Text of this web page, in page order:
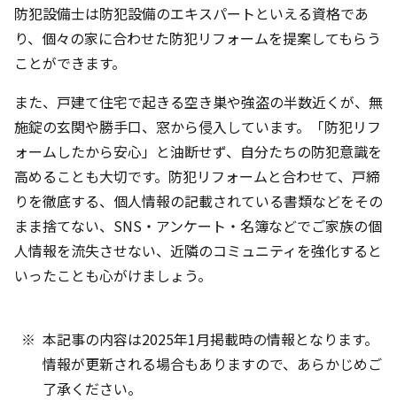
防犯設備士は防犯設備のエキスパートといえる資格であ
り、個々の家に合わせた防犯リフォームを提案してもらう
ことができます。
また、戸建て住宅で起きる空き巣や強盗の半数近くが、無
施錠の玄関や勝手口、窓から侵入しています。「防犯リフ
ォームしたから安心」と油断せず、自分たちの防犯意識を
高めることも大切です。防犯リフォームと合わせて、戸締
りを徹底する、個人情報の記載されている書類などをその
まま捨てない、SNS・アンケート・名簿などでご家族の個
人情報を流失させない、近隣のコミュニティを強化すると
いったことも心がけましょう。
本記事の内容は2025年1月掲載時の情報となります。
情報が更新される場合もありますので、あらかじめご
了承ください。